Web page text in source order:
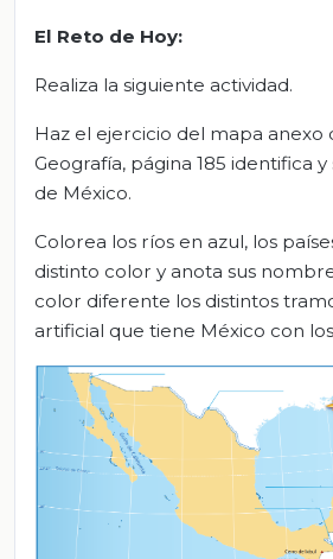
El Reto de Hoy:
Realiza la siguiente actividad.
Haz el ejercicio del mapa anexo
Geografía, página 185 identifica
de México.
Colorea los ríos en azul, los
distinto color y anota sus
color diferente los distintos
artificial que tiene México con